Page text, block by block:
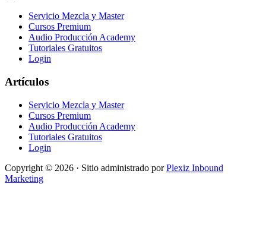
Servicio Mezcla y Master
Cursos Premium
Audio Producción Academy
Tutoriales Gratuitos
Login
Artículos
Servicio Mezcla y Master
Cursos Premium
Audio Producción Academy
Tutoriales Gratuitos
Login
Copyright © 2026 · Sitio administrado porPlexiz Inbound
Marketing